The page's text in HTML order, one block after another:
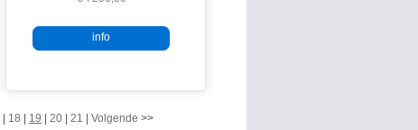
info
18 19 20 21 Volgende >>